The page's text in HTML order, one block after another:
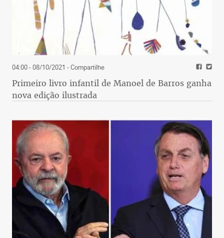
04:00 - 08/10/2021 - Compartilhe
Primeiro livro infantil de Manoel de Barros ganha
nova edição ilustrada